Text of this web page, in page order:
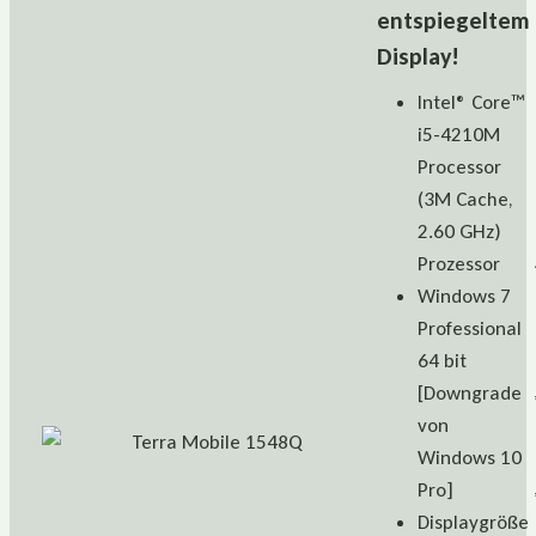
entspiegeltem
Display!
Intel® Core™
i5-4210M
Processor
(3M Cache,
2.60 GHz)
Prozessor
Windows 7
Professional
64 bit
[Downgrade
von
Windows 10
Pro]
Displaygröße